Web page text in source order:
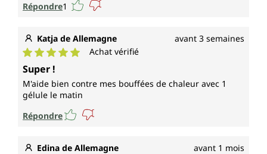
Répondre1
Katja de Allemagne avant 3 semaines
Note moyenne de 5 sur 5 étoiles
Achat vérifié
Super !
M'aide bien contre mes bouffées de chaleur avec 1
gélule le matin
Répondre
Edina de Allemagne avant 1 mois